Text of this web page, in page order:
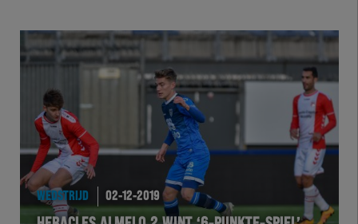
VVVHER
HERVOL
HEREXC
EXCHER
WEDSTRIJD 02-12-2019